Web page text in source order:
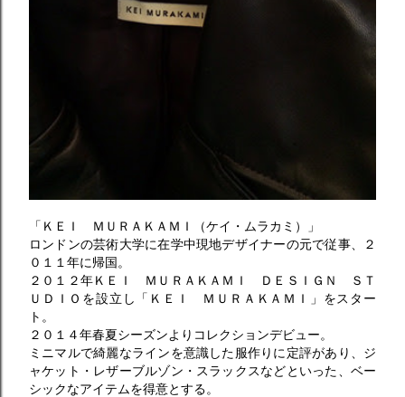
「ＫＥＩ ＭＵＲＡＫＡＭＩ（ケイ・ムラカミ）」
ロンドンの芸術大学に在学中現地デザイナーの元で従事、２
０１１年に帰国。
２０１２年ＫＥＩ ＭＵＲＡＫＡＭＩ ＤＥＳＩＧＮ ＳＴ
ＵＤＩＯを設立し「ＫＥＩ ＭＵＲＡＫＡＭＩ」をスター
ト。
２０１４年春夏シーズンよりコレクションデビュー。
ミニマルで綺麗なラインを意識した服作りに定評があり、ジ
ャケット・レザーブルゾン・スラックスなどといった、ベー
シックなアイテムを得意とする。